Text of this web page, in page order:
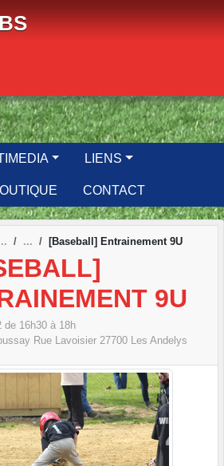
LIENS
CONTACT
[Baseball] Entrainement 9U
9U
de 16h30 à 18h
Rue Lavoisier 27700 Les Andelys